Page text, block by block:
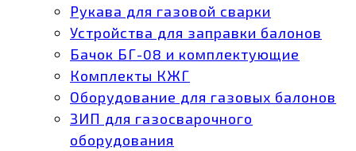
Рукава для газовой сварки
Устройства для заправки балонов
Бачок БГ-08 и комплектующие
Комплекты КЖГ
Оборудование для газовых балонов
ЗИП для газосварочного
оборудования